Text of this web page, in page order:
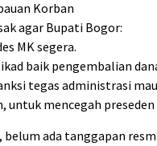
Korban
agar Bupati Bogor:
MK segera.
baik pengembalian
tegas administrasi
untuk mencegah
belum ada tanggapan